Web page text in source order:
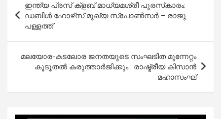
navigation
ഇന്ത്യ പ്രസ് ക്‌ളബ് മാധ്യമശ്രീ പുരസ്‌കാരം:
ഡബിള്‍ ഹോഴ്‌സ് മുഖ്യ സ്പോണ്‍സര്‍ – രാജു
പള്ളത്ത്
മലയോര-കടലോര ജനതയുടെ സംഘടിത മുന്നേറ്റം
കൂടൂതല്‍ കരുത്താര്‍ജിക്കും : രാഷ്ട്രീയ കിസാന്‍
മഹാസംഘ്